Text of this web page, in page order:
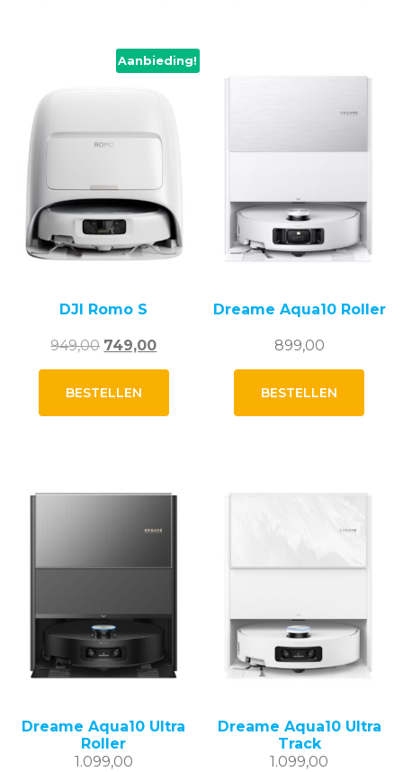
Aanbieding!
DJI Romo S
949,00 Oorspronkelijke
prijs
was:
949,00.
749,00Huidige
prijs
749,00.
BESTELLEN
Dreame Aqua10 Roller
899,00
BESTELLEN
Dreame Aqua10 Ultra
Roller
1.099,00
Dreame Aqua10 Ultra
Track
1.099,00